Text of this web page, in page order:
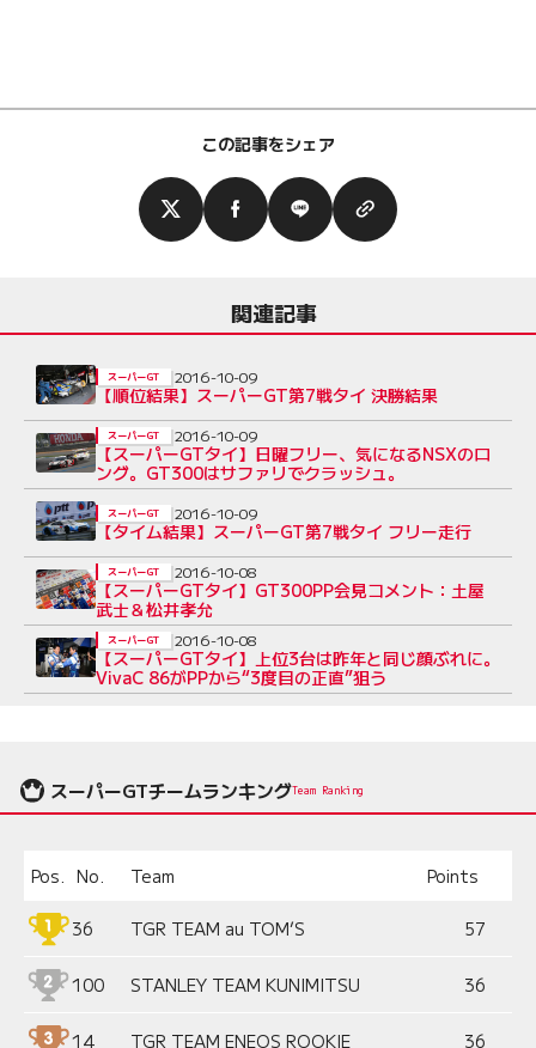
この記事をシェア
関連記事
【順位結果】スーパーGT第7戦タイ 決勝結果
スーパーGT 2016-10-09
【スーパーGTタイ】日曜フリー、気になるNSXのロ
ング。GT300はサファリでクラッシュ。
スーパーGT 2016-10-09
【タイム結果】スーパーGT第7戦タイ フリー走行
スーパーGT 2016-10-09
【スーパーGTタイ】GT300PP会見コメント：土屋
武士＆松井孝允
スーパーGT 2016-10-08
【スーパーGTタイ】上位3台は昨年と同じ顔ぶれに。
VivaC 86がPPから“3度目の正直”狙う
スーパーGT 2016-10-08
スーパーGTチームランキングTeam Ranking
Pos. No. Team Points
36 TGR TEAM au TOM’S 57
100 STANLEY TEAM KUNIMITSU 36
14 TGR TEAM ENEOS ROOKIE 36